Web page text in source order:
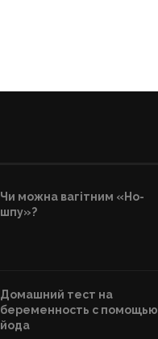
Чи можна вагітним «Но-
шпу»?
Домашний тест на
беременность с помощью
йода